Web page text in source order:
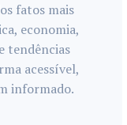
fatos mais
economia,
tendências
acessível,
informado.